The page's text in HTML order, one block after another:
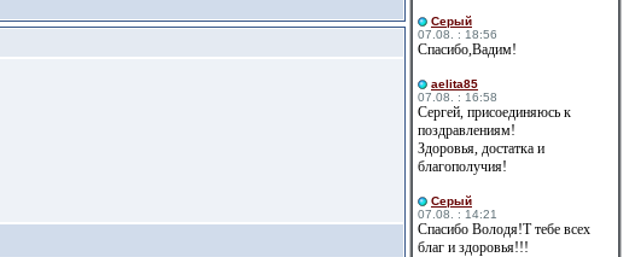
Cерый
07.08. : 18:56
Спасибо,Вадим!
aelita85
07.08. : 16:58
Сергей, присоединяюсь к
поздравлениям!
Здоровья, достатка и
благополучия!
Cерый
07.08. : 14:21
Спасибо Володя!Т тебе всех
благ и здоровья!!!